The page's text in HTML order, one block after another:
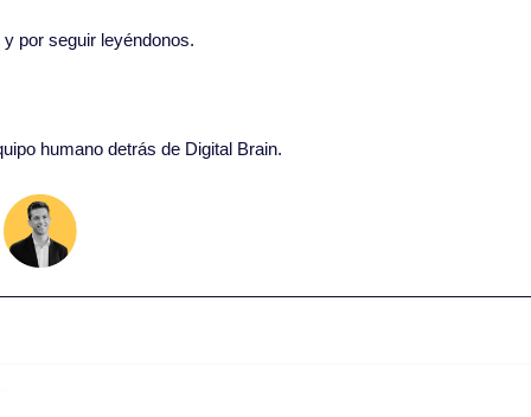
por seguir leyéndonos.
humano detrás de Digital Brain.